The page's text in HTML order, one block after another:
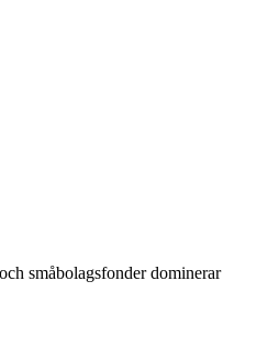
småbolagsfonder dominerar